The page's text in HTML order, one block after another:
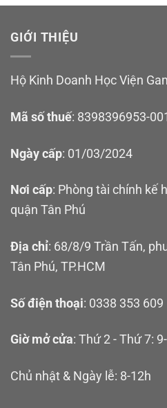
GIỚI THIỆU
Hộ Kinh Doanh Học Viện
Mã số thuế: 8398396953-
Ngày cấp: 01/03/2024
Nơi cấp: Phòng tài chính kế
quận Tân Phú
Địa chỉ: 68/8/9 Trần Tấn,
Tân Phú, TP.HCM
Số điện thoại: 0338 353 609
Giờ mở cửa: Thứ 2 - Thứ 7:
Chủ nhật & Ngày lễ: 8-12h